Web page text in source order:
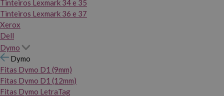
Tinteiros Lexmark 34 e 35
Tinteiros Lexmark 36 e 37
Xerox
Dell
Dymo
Dymo
Fitas Dymo D1 (9mm)
Fitas Dymo D1 (12mm)
Fitas Dymo LetraTag